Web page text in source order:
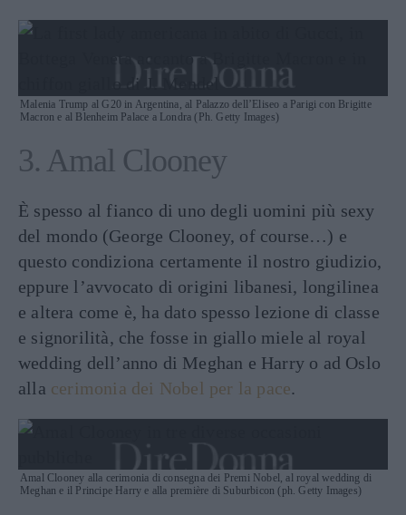
Malenia Trump al G20 in Argentina, al Palazzo dell’Eliseo a Parigi con Brigitte
Macron e al Blenheim Palace a Londra (Ph. Getty Images)
3. Amal Clooney
È spesso al fianco di uno degli uomini più sexy
del mondo (George Clooney, of course…) e
questo condiziona certamente il nostro giudizio,
eppure l’avvocato di origini libanesi, longilinea
e altera come è, ha dato spesso lezione di classe
e signorilità, che fosse in giallo miele al royal
wedding dell’anno di Meghan e Harry o ad Oslo
alla cerimonia dei Nobel per la pace.
Amal Clooney alla cerimonia di consegna dei Premi Nobel, al royal wedding di
Meghan e il Principe Harry e alla première di Suburbicon (ph. Getty Images)